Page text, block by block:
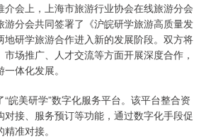
介会上，上海市旅游行业协会在线旅游分会
游分会共同签署了《沪皖研学旅游高质量发
地研学旅游合作进入新的发展阶段。双方将
场推广、人才交流等方面开展深度合作，
体化发展。
皖美研学”数字化服务平台。该平台整合资
接、服务预订等功能，通过数字化手段促
准对接。